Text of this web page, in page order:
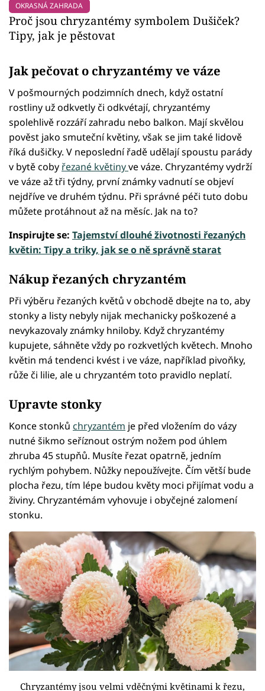
OKRASNÁ ZAHRADA
Proč jsou chryzantémy symbolem Dušiček?
Tipy, jak je pěstovat
Jak pečovat o chryzantémy ve váze
V pošmourných podzimních dnech, když ostatní
rostliny už odkvetly či odkvétají, chryzantémy
spolehlivě rozzáří zahradu nebo balkon. Mají skvělou
pověst jako smuteční květiny, však se jim také lidově
říká dušičky. V neposlední řadě udělají spoustu parády
v bytě coby řezané květinyve váze. Chryzantémy vydrží
ve váze až tři týdny, první známky vadnutí se objeví
nejdříve ve druhém týdnu. Při správné péči tuto dobu
můžete protáhnout až na měsíc. Jak na to?
Inspirujte se: Tajemství dlouhé životnosti řezaných
květin: Tipy a triky, jak se o ně správně starat
Nákup řezaných chryzantém
Při výběru řezaných květů v obchodě dbejte na to, aby
stonky a listy nebyly nijak mechanicky poškozené a
nevykazovaly známky hniloby. Když chryzantémy
kupujete, sáhněte vždy po rozkvetlých květech. Mnoho
květin má tendenci kvést i ve váze, například pivoňky,
růže či lilie, ale u chryzantém toto pravidlo neplatí.
Upravte stonky
Konce stonků chryzantém je před vložením do vázy
nutné šikmo seříznout ostrým nožem pod úhlem
zhruba 45 stupňů. Musíte řezat opatrně, jedním
rychlým pohybem. Nůžky nepoužívejte. Čím větší bude
plocha řezu, tím lépe budou květy moci přijímat vodu a
živiny. Chryzantémám vyhovuje i obyčejné zalomení
stonku.
Chryzantémy jsou velmi vděčnými květinami k řezu,